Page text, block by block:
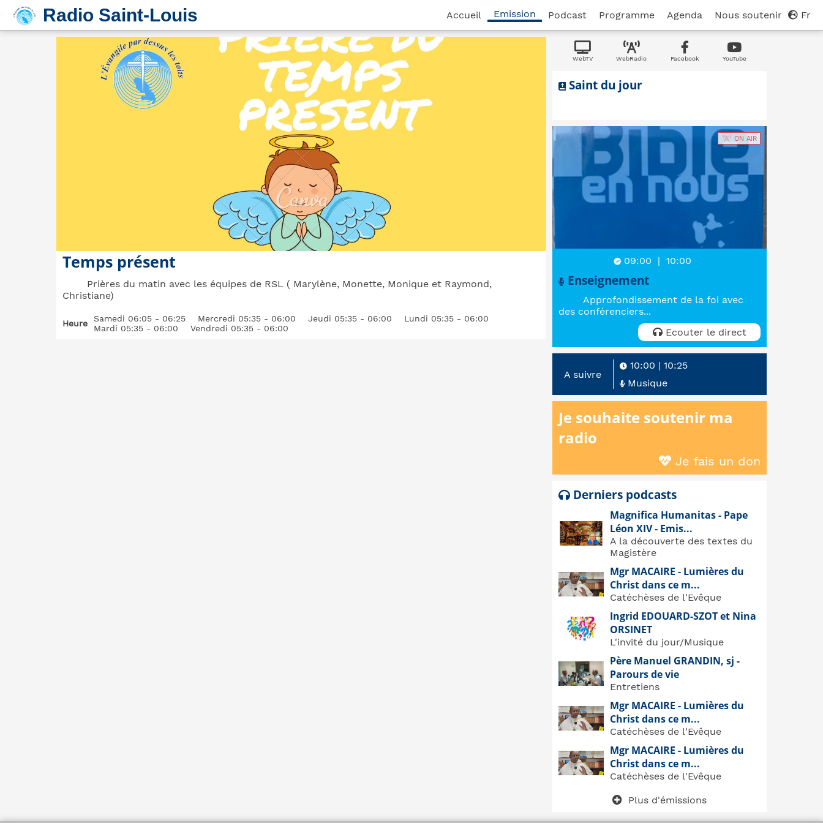
Radio Saint-Louis Accueil Emission Podcast Programme Agenda Nous soutenir Fr
Temps présent
Prières du matin avec les équipes de RSL ( Marylène, Monette, Monique et Raymond,
Christiane)
Heure Samedi 06:05 - 06:25 Mercredi 05:35 - 06:00 Jeudi 05:35 - 06:00
Lundi 05:35 - 06:00
Mardi 05:35 - 06:00
Vendredi 05:35 - 06:00
WebTV WebRadio Facebook YouTube
Saint du jour
ON AIR
09:00 | 10:00
Enseignement
Approfondissement de la foi avec
des conférenciers...
Ecouter le direct
A suivre
10:00 | 10:25
Musique
Je souhaite soutenir ma
radio
Je fais un don
Derniers podcasts
Magnifica Humanitas - Pape
Léon XIV - Emis...
A la découverte des textes du
Magistère
Mgr MACAIRE - Lumières du
Christ dans ce m...
Catéchèses de l'Evêque
Ingrid EDOUARD-SZOT et Nina
ORSINET
L'invité du jour/Musique
Père Manuel GRANDIN, sj -
Parours de vie
Entretiens
Mgr MACAIRE - Lumières du
Christ dans ce m...
Catéchèses de l'Evêque
Mgr MACAIRE - Lumières du
Christ dans ce m...
Catéchèses de l'Evêque
Plus d'émissions